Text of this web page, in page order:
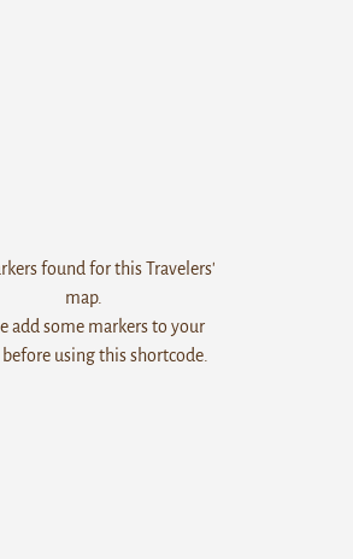
found for this Travelers'
map.
add some markers to your
using this shortcode.